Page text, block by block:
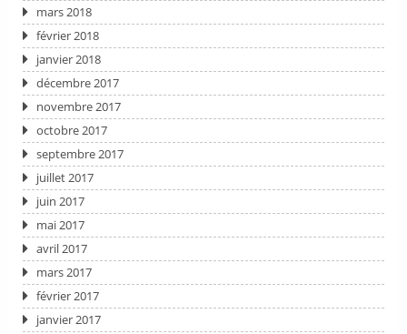
mars 2018
février 2018
janvier 2018
décembre 2017
novembre 2017
octobre 2017
septembre 2017
juillet 2017
juin 2017
mai 2017
avril 2017
mars 2017
février 2017
janvier 2017